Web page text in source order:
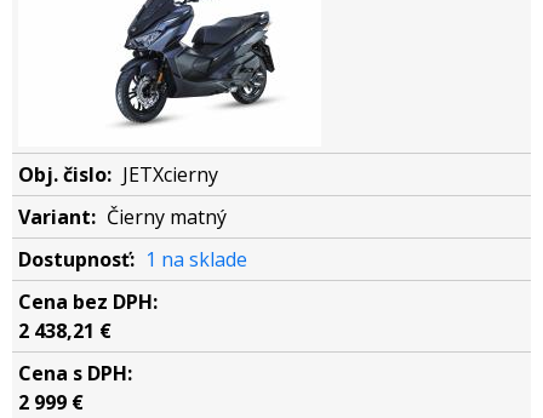
JETXcierny
Čierny matný
1 na sklade
2 438,21 €
2 999 €